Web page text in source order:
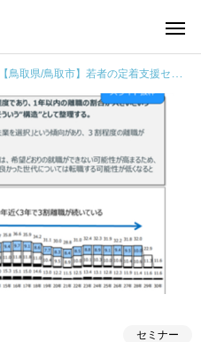
【鳥取県/鳥取市】若者の定着支援セミナーを開催
セミナー